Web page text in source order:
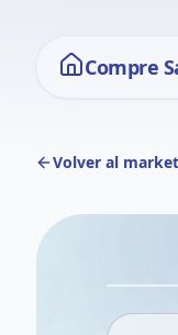
Compre
Volver al